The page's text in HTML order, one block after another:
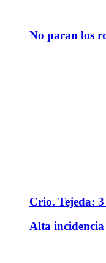
No paran los
Crio. Tejeda:
Alta incidencia